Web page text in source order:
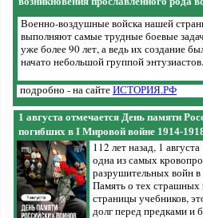
1 августа отмечается День памяти
погибших в I Мировой войне 1914-
112 лет назад, 1
одна из самых
разрушительных войн в
Память о тех страшных
страницы учебников,
долг перед предками и
Военно-воздушные войска нашей
выполняют самые трудные боевые
уже более 90 лет, а ведь их создание
начато небольшой группой энтузиастов.
подробно - на сайтеИСТОРИЯ.РФ